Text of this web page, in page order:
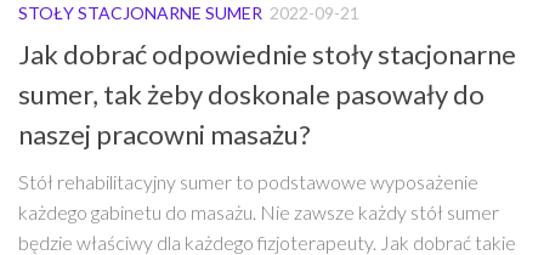
STOŁY STACJONARNE SUMER 2022-09-21
Jak dobrać odpowiednie stoły stacjonarne
sumer, tak żeby doskonale pasowały do
naszej pracowni masażu?
Stół rehabilitacyjny sumer to podstawowe wyposażenie
każdego gabinetu do masażu. Nie zawsze każdy stół sumer
będzie właściwy dla każdego fizjoterapeuty. Jak dobrać takie